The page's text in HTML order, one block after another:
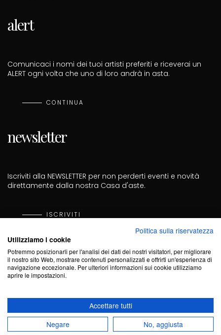
alert
Comunicaci i nomi dei tuoi artisti preferiti e riceverai un
ALERT ogni volta che uno di loro andrà in asta.
CONTINUA
newsletter
Iscriviti alla NEWSLETTER per non perderti eventi e novità
direttamente dalla nostra Casa d'aste.
ISCRIVITI
Cod. Fisc. PRZGNN70D27A182I - P. Iva 02703440061 - Cod.
Sdi KRRH6B9
Politica sulla riservatezza
Utilizziamo i cookie
Potremmo posizionarli per l'analisi dei dati dei nostri visitatori, per migliorare
il nostro sito Web, mostrare contenuti personalizzati e offrirti un'esperienza di
navigazione eccezionale. Per ulteriori informazioni sui cookie utilizziamo
aprire le impostazioni.
Accettare tutti
Negare
No, aggiusta